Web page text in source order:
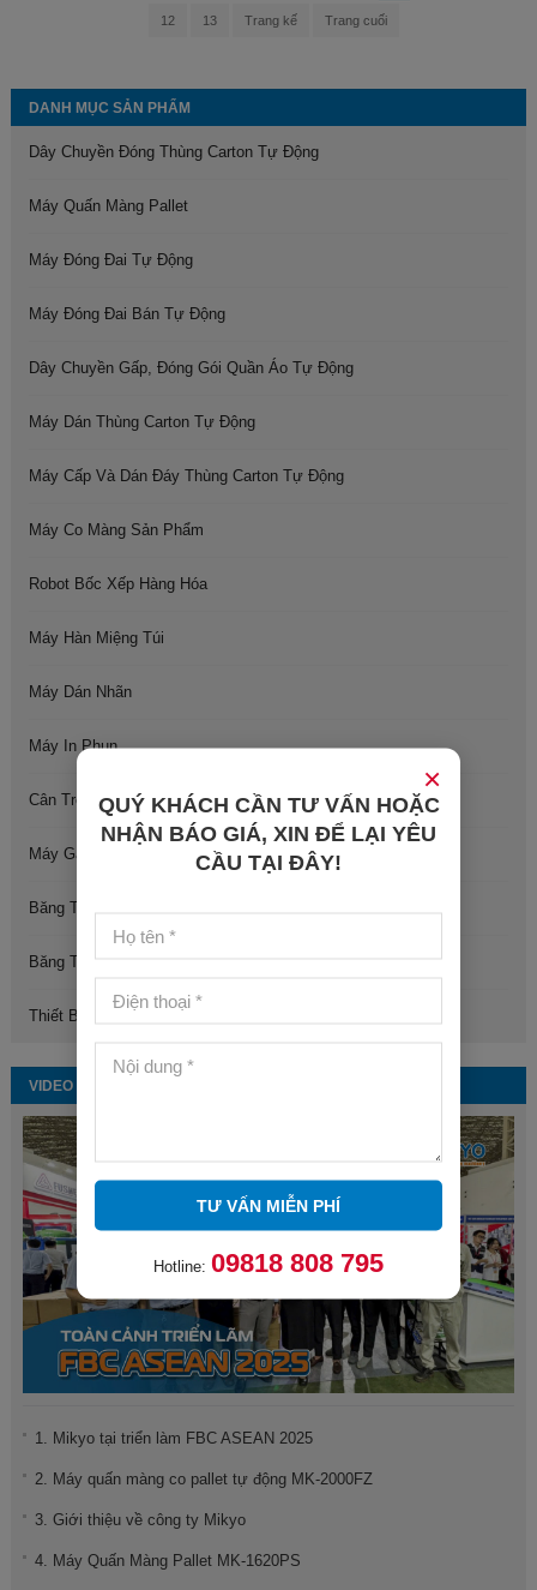
12 13 Trang kế Trang cuối
DANH MỤC SẢN PHẨM
Dây Chuyền Đóng Thùng Carton Tự Động
Máy Quấn Màng Pallet
Máy Đóng Đai Tự Động
Máy Đóng Đai Bán Tự Động
Dây Chuyền Gấp, Đóng Gói Quần Áo Tự Động
Máy Dán Thùng Carton Tự Động
Máy Cấp Và Dán Đáy Thùng Carton Tự Động
Máy Co Màng Sản Phẩm
Robot Bốc Xếp Hàng Hóa
Máy Hàn Miệng Túi
Máy Dán Nhãn
Máy In Phun
Cân Trọng Lượng
Máy Gấp Quần Áo
Băng Tải Con Lăn
Băng Tải Dây Belt
Thiết Bị, Vật Tư Và Linh Kiện Máy Đóng Gói
VIDEO
1. Mikyo tại triển làm FBC ASEAN 2025
2. Máy quấn màng co pallet tự động MK-2000FZ
3. Giới thiệu về công ty Mikyo
4. Máy Quấn Màng Pallet MK-1620PS
×
QUÝ KHÁCH CẦN TƯ VẤN HOẶC
NHẬN BÁO GIÁ, XIN ĐỂ LẠI YÊU
CẦU TẠI ĐÂY!
TƯ VẤN MIỄN PHÍ
Hotline: 09818 808 795